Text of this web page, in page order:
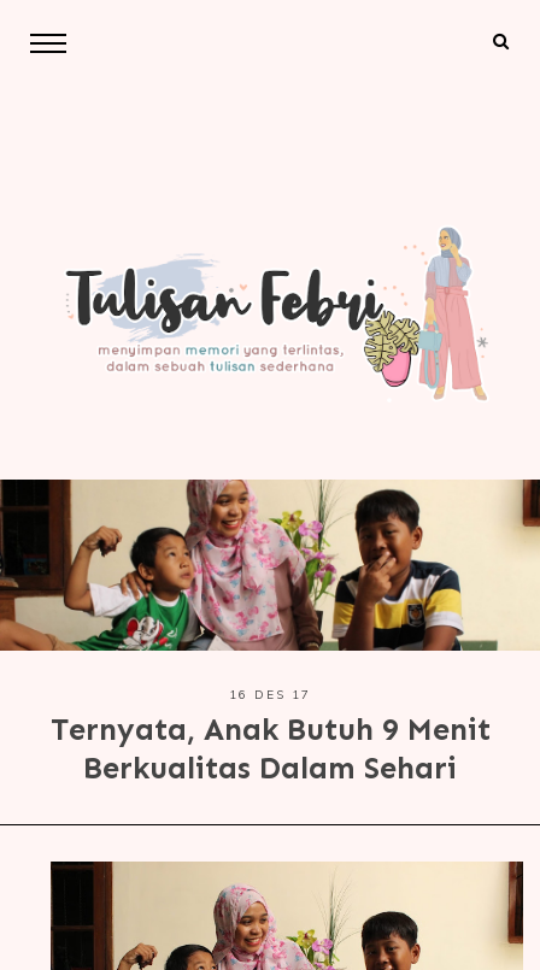
16 DES 17
Ternyata, Anak Butuh 9 Menit
Berkualitas Dalam Sehari